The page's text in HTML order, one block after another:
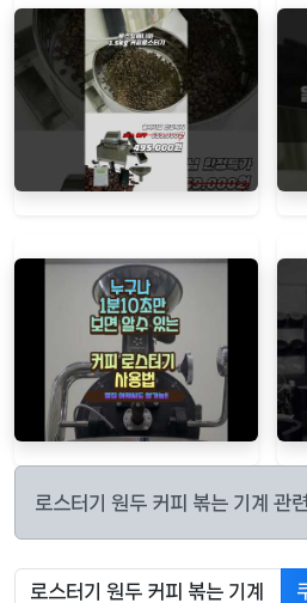
로스터기 원두 커피 볶는 기계 관